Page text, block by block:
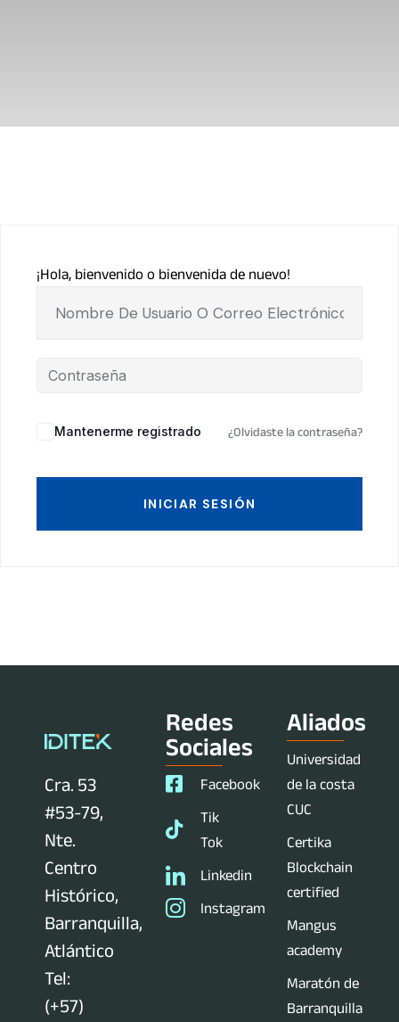
¡Hola, bienvenido o bienvenida de nuevo!
Mantenerme registrado ¿Olvidaste la contraseña?
INICIAR SESIÓN
Cra. 53
#53-79,
Nte.
Centro
Histórico,
Barranquilla,
Atlántico
Tel:
(+57)
Redes
Sociales
Facebook
Tik
Tok
Linkedin
Instagram
Aliados
Universidad
de la costa
CUC
Certika
Blockchain
certified
Mangus
academy
Maratón de
Barranquilla